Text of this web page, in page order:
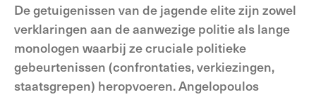
De getuigenissen van de jagende elite zijn zowel
verklaringen aan de aanwezige politie als lange
monologen waarbij ze cruciale politieke
gebeurtenissen (confrontaties, verkiezingen,
staatsgrepen) heropvoeren. Angelopoulos